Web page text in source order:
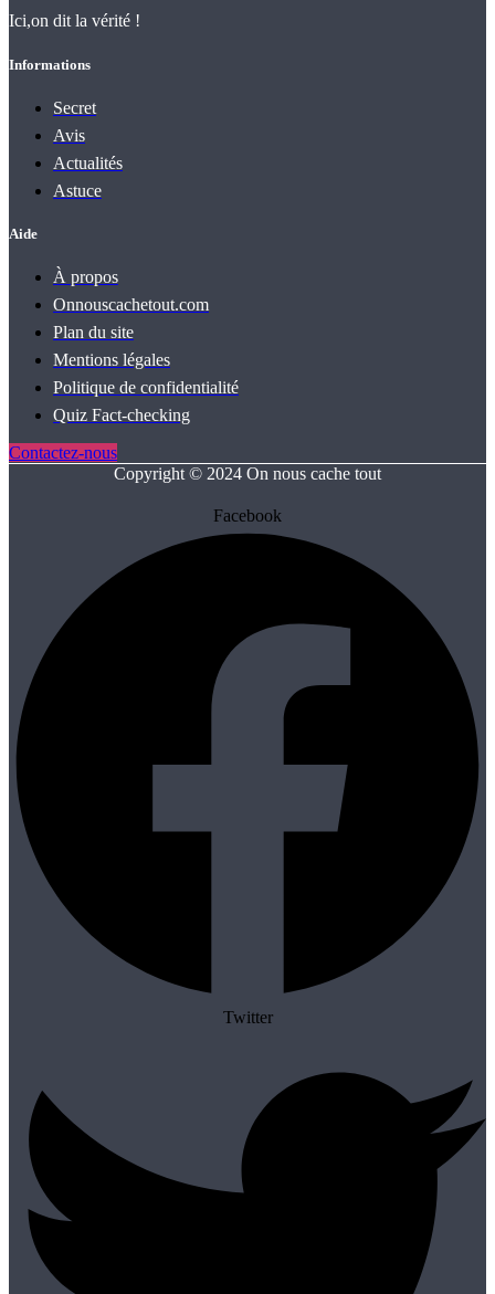
Ici,on dit la vérité !
Informations
Secret
Avis
Actualités
Astuce
Aide
À propos
Onnouscachetout.com
Plan du site
Mentions légales
Politique de confidentialité
Quiz Fact‑checking
Contactez-nous
Copyright © 2024 On nous cache tout
Facebook
Twitter